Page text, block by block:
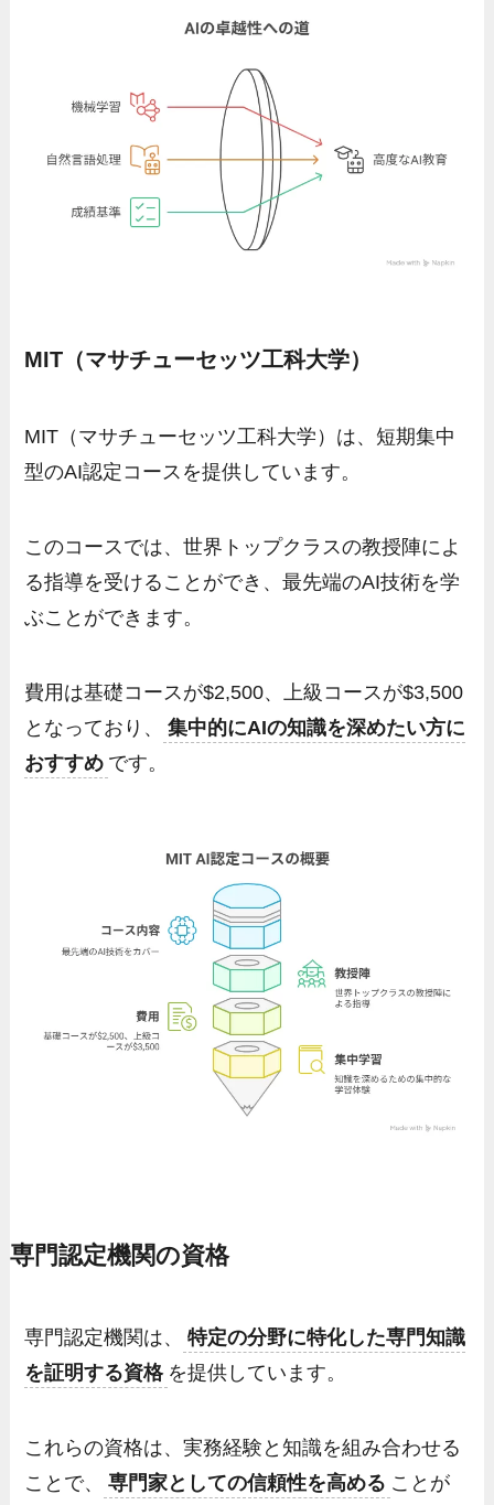
MIT（マサチューセッツ工科大学）
MIT（マサチューセッツ工科大学）は、短期集中
型のAI認定コースを提供しています。
このコースでは、世界トップクラスの教授陣によ
る指導を受けることができ、最先端のAI技術を学
ぶことができます。
費用は基礎コースが$2,500、上級コースが$3,500
となっており、
集中的にAIの知識を深めたい方に
おすすめ です。
専門認定機関の資格
専門認定機関は、
特定の分野に特化した専門知識
を証明する資格 を提供しています。
これらの資格は、実務経験と知識を組み合わせる
ことで、
専門家としての信頼性を高める ことが